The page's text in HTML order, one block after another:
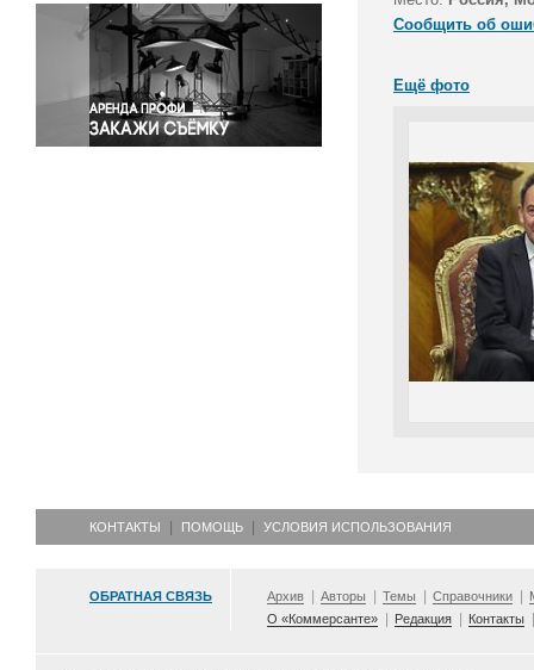
Спорт
Экология
Экономика и бизнес
Сообщить об
Ещё фото
КОНТАКТЫ ПОМОЩЬ УСЛОВИЯ ИСПОЛЬЗОВАНИЯ
ОБРАТНАЯ СВЯЗЬ Архив Авторы Темы Справочники
О «Коммерсанте»
Редакция Контакты